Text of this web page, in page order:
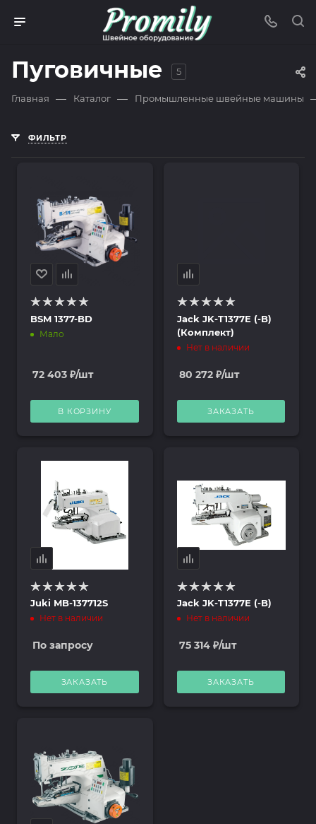
Пуговичные 5
Главная — Каталог — Промышленные швейные машины
ФИЛЬТР
BSM 1377-BD
Мало
72 403 ₽/шт
В КОРЗИНУ
Jack JK-T1377E (-B)
(Комплект)
Нет в наличии
80 272₽/шт
ЗАКАЗАТЬ
Juki MB-137712S
Нет в наличии
По запросу
ЗАКАЗАТЬ
Jack JK-T1377E (-B)
Нет в наличии
75 314₽/шт
ЗАКАЗАТЬ